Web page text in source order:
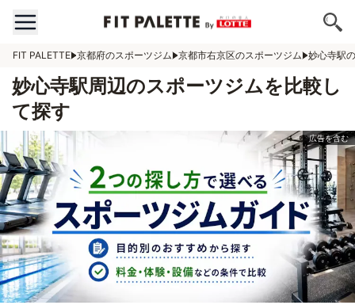
FIT PALETTE 京都府のスポーツジム 京都市右京区のスポーツジム 妙心寺駅
妙心寺駅周辺のスポーツジムを比較し
て探す